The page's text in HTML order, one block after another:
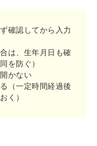
確認してから入力
は、生年月日も確
を防ぐ）
かない
（一定時間経過後
く）